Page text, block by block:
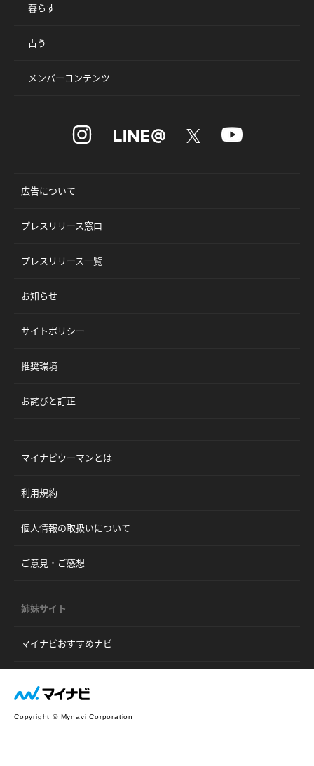
暮らす
占う
メンバーコンテンツ
広告について
プレスリリース窓口
プレスリリース一覧
お知らせ
サイトポリシー
推奨環境
お詫びと訂正
マイナビウーマンとは
利用規約
個人情報の取扱いについて
ご意見・ご感想
姉妹サイト
マイナビおすすめナビ
Copyright © Mynavi Corporation